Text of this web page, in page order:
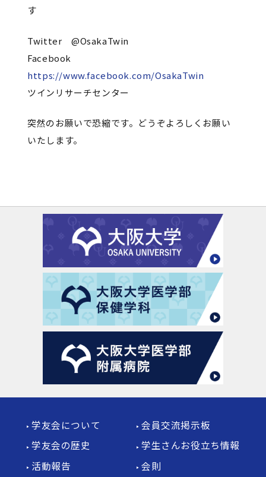
す
Twitter @OsakaTwin
Facebook
https://www.facebook.com/OsakaTwin
ツインリサーチセンター
突然のお願いで恐縮です。どうぞよろしくお願い
いたします。
学友会について
学友会の歴史
活動報告
会員交流掲示板
学生さんお役立ち情報
会則